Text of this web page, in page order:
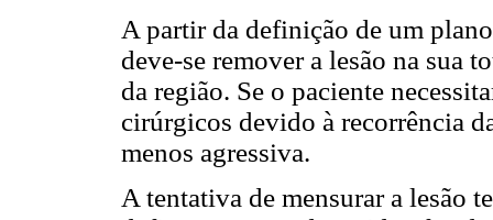
A partir da definição de um
deve-se remover a lesão na sua
da região. Se o paciente
cirúrgicos devido à recorrência
menos agressiva.
A tentativa de mensurar a lesão